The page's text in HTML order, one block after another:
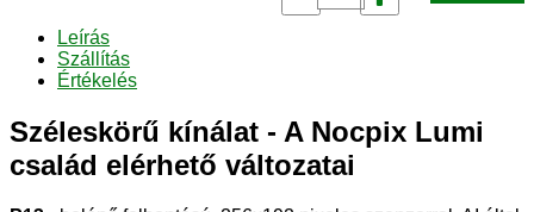
Leírás
Szállítás
Értékelés
Széleskörű kínálat - A Nocpix Lumi
család elérhető változatai